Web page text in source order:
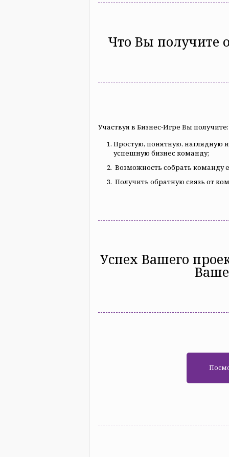
Что Вы получите
Участвуя в Бизнес-Игре Вы получите:
Простую, понятную, наглядную
успешную бизнес команду;
Возможность собрать
Получить обратную связь от
Успех Вашего